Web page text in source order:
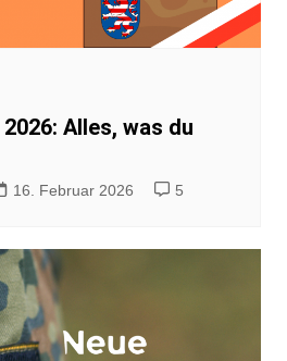
Alles, was du
16. Februar 2026 5